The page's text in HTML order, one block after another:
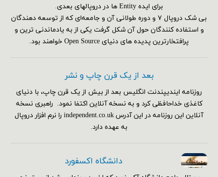
برای ایده Entity ها در دروپالهای بعدی.
بی شک دروپال ۷ و دوره طولانی آن و جامعه‌ای که از توسعه دهندگان
و استفاده کنندگان حول آن شکل گرفت یکی از به یادماندنی ترین و
پرافتخارترین پدیده های دنیای Open Source خواهند بود.
بعد از یک قرن چاپ و نشر
روزنامه ایندیپندنت انگلیس بعد از بیش از یک قرن چاپ، با دنیای
کاغذی خداحافظی کرد و به نسخه آنلاین اکتفا نمود. راهبری نسخه
آنلاین این روزنامه در این آدرس independent.co.uk را نرم افزار دروپال
به عهده دارد.
دانشگاه اکسفورد